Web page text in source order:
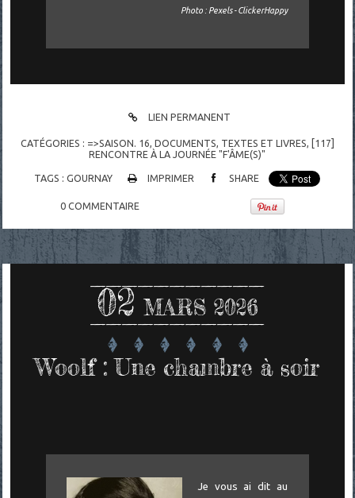
Photo : Pexels - ClickerHappy
LIEN PERMANENT
CATÉGORIES : =>SAISON. 16, DOCUMENTS, TEXTES ET LIVRES,
[117]
RENCONTRE À LA JOURNÉE "F'ÂME(S)"
TAGS :GOURNAY IMPRIMER SHARE
0 COMMENTAIRE
02 MARS 2026
Woolf : Une chambre à soir
Je vous ai dit au